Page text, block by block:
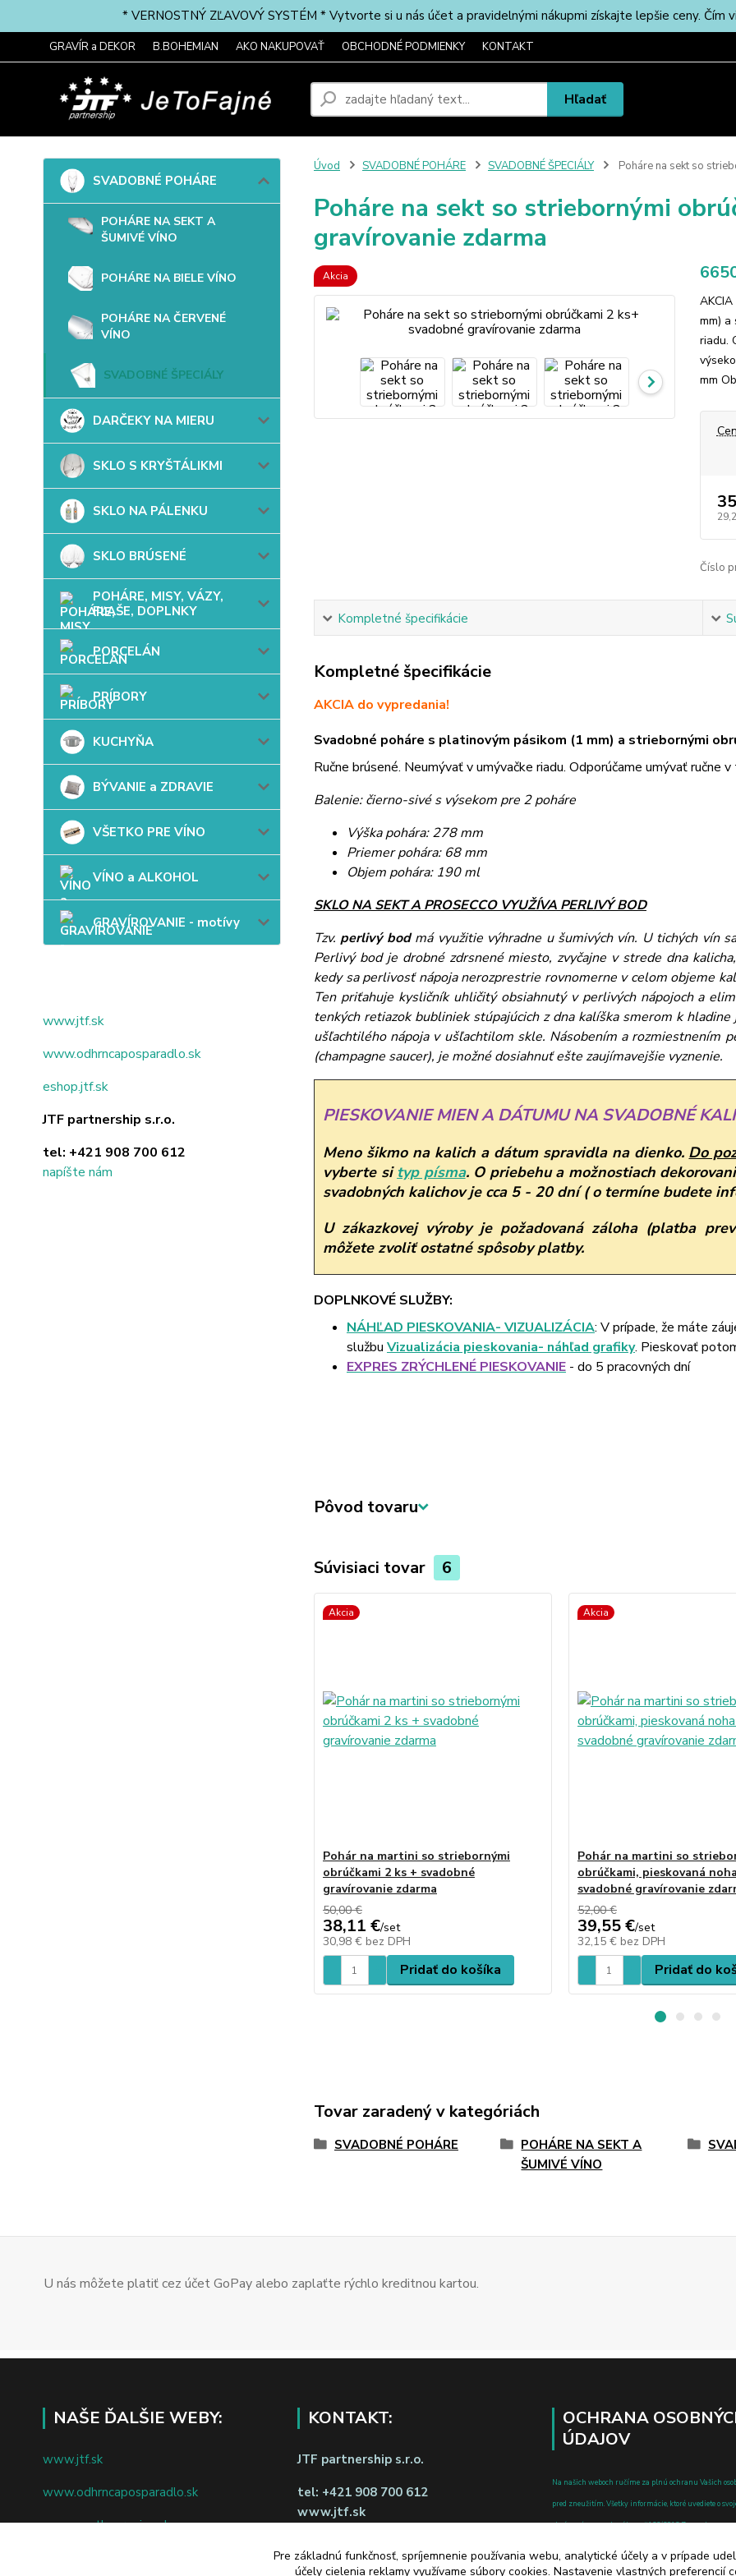
* VERNOSTNÝ ZĽAVOVÝ SYSTÉM * Vytvorte si u nás účet a pravidelnými nákupmi získajte lepšie ceny. Čím
GRAVÍR a DEKOR B.BOHEMIAN AKO NAKUPOVAŤ OBCHODNÉ PODMIENKY KONTAKT
Hľadať
SVADOBNÉ POHÁRE
POHÁRE NA SEKT A
ŠUMIVÉ VÍNO
POHÁRE NA BIELE VÍNO
POHÁRE NA ČERVENÉ
VÍNO
SVADOBNÉ ŠPECIÁLY
DARČEKY NA MIERU
SKLO S KRYŠTÁLIKMI
SKLO NA PÁLENKU
SKLO BRÚSENÉ
POHÁRE, MISY, VÁZY,
FĽAŠE, DOPLNKY
PORCELÁN
PRÍBORY
KUCHYŇA
BÝVANIE a ZDRAVIE
VŠETKO PRE VÍNO
VÍNO a ALKOHOL
GRAVÍROVANIE - motívy
www.jtf.sk
www.odhrncaposparadlo.sk
eshop.jtf.sk
JTF partnership s.r.o.
tel: +421 908 700 612
napíšte nám
Úvod SVADOBNÉ POHÁRE SVADOBNÉ ŠPECIÁLY Poháre na sekt so
Poháre na sekt so striebornými
gravírovanie zdarma
Akcia
mm) a
riadu.
mm
Číslo
Kompletné špecifikácie
Kompletné špecifikácie
AKCIA do vypredania!
Svadobné poháre s platinovým pásikom (1 mm) a striebornými
Ručne brúsené. Neumývať v umývačke riadu. Odporúčame umývať ručne
Balenie: čierno-sivé s výsekom pre 2 poháre
Výška pohára: 278 mm
Priemer pohára: 68 mm
Objem pohára: 190 ml
SKLO NA SEKT A PROSECCO VYUŽÍVA PERLIVÝ BOD
Tzv. perlivý bodmá využitie výhradne u šumivých vín. U tichých vín
Perlivý bod je drobné zdrsnené miesto, zvyčajne v strede dna
kedy sa perlivosť nápoja nerozprestrie rovnomerne v celom objeme
Ten priťahuje kysličník uhličitý obsiahnutý v perlivých nápojoch a
tenkých retiazok bubliniek stúpajúcich z dna kalíška smerom k
ušľachtilého nápoja v ušľachtilom skle. Násobením a rozmiestnením
(champagne saucer), je možné dosiahnuť ešte zaujímavejšie vyznenie.
PIESKOVANIE MIEN A DÁTUMU NA SVADOBNÉ
Meno šikmo na kalich a dátum spravidla na dienko. Do
vyberte si typ písma. O priebehu a možnostiach
svadobných kalichov je cca 5 - 20 dní ( o termíne budete
U zákazkovej výroby je požadovaná záloha (platba
môžete zvoliť ostatné spôsoby platby.
DOPLNKOVÉ SLUŽBY:
NÁHĽAD PIESKOVANIA- VIZUALIZÁCIA: V prípade, že máte
službu Vizualizácia pieskovania- náhľad grafiky. Pieskovať
EXPRES ZRÝCHLENÉ PIESKOVANIE- do 5 pracovných dní
Pôvod tovaru
Súvisiaci tovar 6
Akcia
Pohár na martini so striebornými
obrúčkami 2 ks + svadobné
gravírovanie zdarma
50,00 €
38,11 €/set
30,98 € bez DPH
Pridať do košíka
Akcia
Pohár na martini so
obrúčkami, pieskovaná
svadobné gravírovanie
52,00 €
39,55 €/set
32,15 € bez DPH
Pridať do
Tovar zaradený v kategóriách
SVADOBNÉ POHÁRE
POHÁRE NA SEKT A
ŠUMIVÉ VÍNO
U nás môžete platiť cez účet GoPay alebo zaplaťte rýchlo kreditnou kartou.
NAŠE ĎALŠIE WEBY:
www.jtf.sk
www.odhrncaposparadlo.sk
www.vsetkoprevino.sk
KONTAKT:
JTF partnership s.r.o.
tel: +421 908 700 612
www.jtf.sk
Odstúpiť od zmluvy tu
OCHRANA
ÚDAJOV
Na našich weboch ručíme za plnú ochranu Vašich
pred zneužitím. Všetky informácie, ktoré uvediete o
chránené v zmysle zákona č.122/2013 Z.z. o ochrane
Pre základnú funkčnosť, spríjemnenie používania webu, analytické účely a v prípade
účely cielenia reklamy využívame súbory cookies. Nastavenie vlastných preferencií